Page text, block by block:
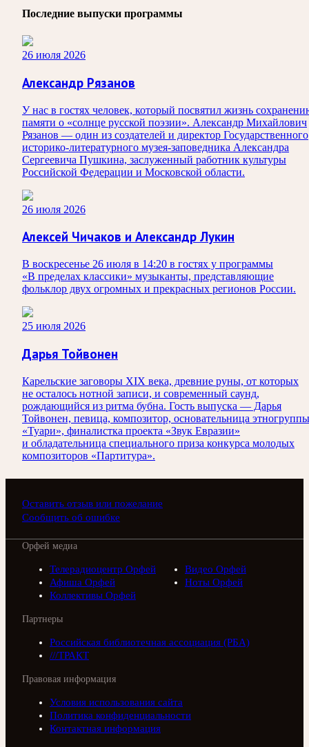
Последние выпуски программы
26 июля 2026
Александр Рязанов
У нас в гостях человек, который посвятил жизнь
памяти о «солнце русской поэзии». Александр Михайлович
Рязанов — один из создателей и директор Государственного
историко‑литературного музея‑заповедника Александра
Сергеевича Пушкина, заслуженный работник культуры
Российской Федерации и Московской области.
26 июля 2026
Алексей Чичаков и Александр Лукин
В воскресенье 26 июля в 14:20 в гостях у программы
«В пределах классики» музыканты, представляющие
фольклор двух огромных и прекрасных регионов России.
25 июля 2026
Дарья Тойвонен
Карельские заговоры XIX века, древние руны, от которых
не осталось нотной записи, и современный саунд,
рождающийся из ритма бубна. Гость выпуска — Дарья
Тойвонен, певица, композитор, основательница этногруппы
«Туари», финалистка проекта «Звук Евразии»
и обладательница специального приза конкурса молодых
композиторов «Партитура».
Оставить отзыв или пожелание
Сообщить об ошибке
Орфей медиа
Телерадиоцентр Орфей
Видео Орфей
Афиша Орфей
Ноты Орфей
Коллективы Орфей
Партнеры
Российская библиотечная ассоциация (РБА)
///ТРАКТ
Правовая информация
Условия использования сайта
Политика конфиденциальности
Контактная информация